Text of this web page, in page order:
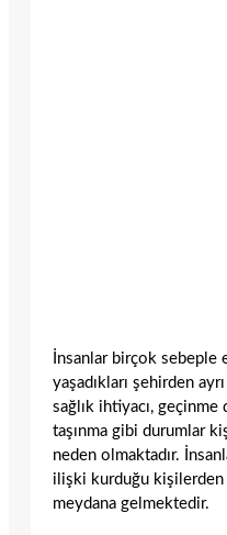
İnsanlar birçok
yaşadıkları şehirden
sağlık ihtiyacı,
taşınma gibi durumlar
neden olmaktadır.
ilişki kurduğu kişilerden
meydana gelmektedir.